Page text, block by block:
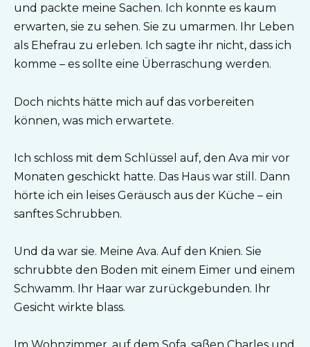
und packte meine Sachen. Ich konnte es kaum
erwarten, sie zu sehen. Sie zu umarmen. Ihr Leben
als Ehefrau zu erleben. Ich sagte ihr nicht, dass ich
komme – es sollte eine Überraschung werden.
Doch nichts hätte mich auf das vorbereiten
können, was mich erwartete.
Ich schloss mit dem Schlüssel auf, den Ava mir vor
Monaten geschickt hatte. Das Haus war still. Dann
hörte ich ein leises Geräusch aus der Küche – ein
sanftes Schrubben.
Und da war sie. Meine Ava. Auf den Knien. Sie
schrubbte den Boden mit einem Eimer und einem
Schwamm. Ihr Haar war zurückgebunden. Ihr
Gesicht wirkte blass.